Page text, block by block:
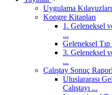
Uygulama Kılavuzları
Kongre Kitapları
1. Geleneksel
...
Geleneksel
3. Geleneksel
...
Çalıştay Sonuç
Uluslararası
Çalıştayı ...